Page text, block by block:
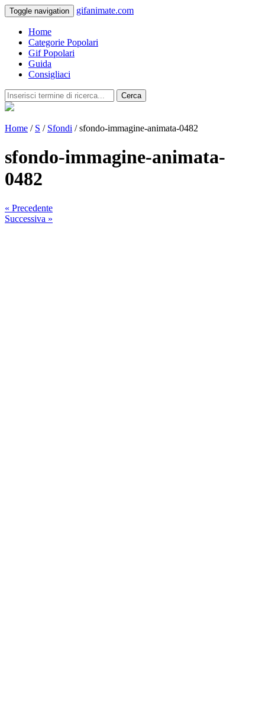
Toggle navigation gifanimate.com
Home
Categorie Popolari
Gif Popolari
Guida
Consigliaci
Cerca
Home / S / Sfondi / sfondo-immagine-animata-0482
sfondo-immagine-animata-
0482
« Precedente
Successiva »